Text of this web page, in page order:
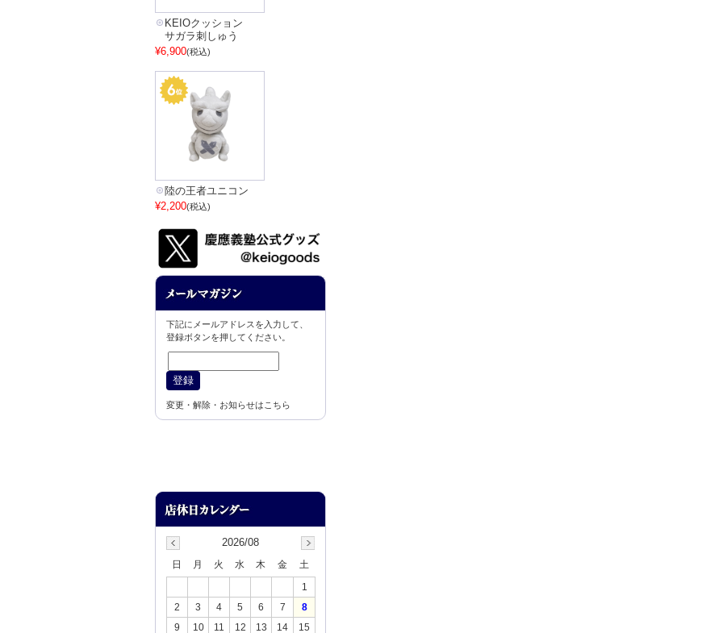
KEIOクッション
サガラ刺しゅう
¥6,900(税込)
陸の王者ユニコン
¥2,200(税込)
下記にメールアドレスを入力して、
登録ボタンを押してください。
変更・解除・お知らせはこちら
2026/08
日 月 火 水 木 金
土
1
2
3 4 5 6 7
8
9
10 11 12 13 14 15